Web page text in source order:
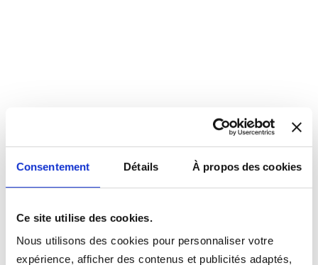
Consentement Détails À propos des cookies
Ce site utilise des cookies.
Nous utilisons des cookies pour personnaliser votre
expérience, afficher des contenus et publicités adaptés,